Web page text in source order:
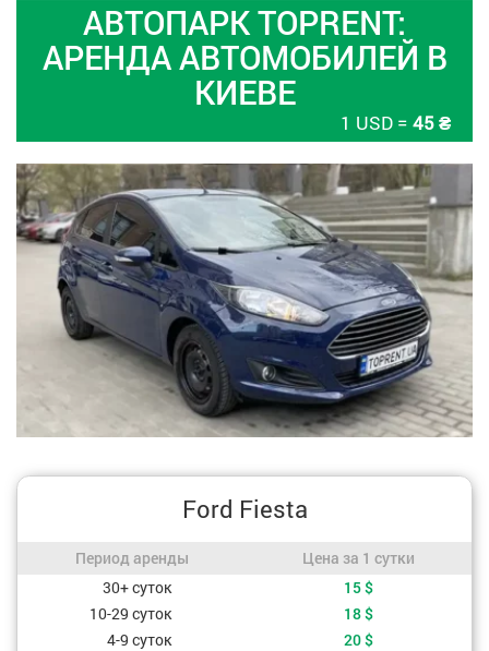
АВТОПАРК TOPRENT:
АРЕНДА АВТОМОБИЛЕЙ В
КИЕВЕ
1 USD = 45 ₴
Ford Fiesta
Период аренды / Цена за 1 сутки
Период аренды
Цена за 1 сутки
Стоимость, в зависимости от периода аренды
30+ суток 15$
10-29 суток
18$
4-9 суток
20$